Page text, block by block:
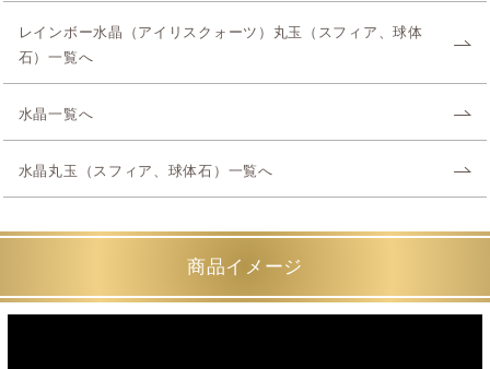
レインボー水晶（アイリスクォーツ）丸玉（スフィア、球体
石）一覧へ
水晶一覧へ
水晶丸玉（スフィア、球体石）一覧へ
商品イメージ